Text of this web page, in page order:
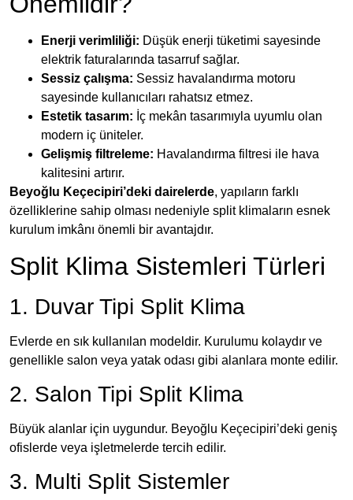
Enerji verimliliği: Düşük enerji tüketimi sayesinde
elektrik faturalarında tasarruf sağlar.
Sessiz çalışma: Sessiz havalandırma motoru
sayesinde kullanıcıları rahatsız etmez.
Estetik tasarım: İç mekân tasarımıyla uyumlu olan
modern iç üniteler.
Gelişmiş filtreleme: Havalandırma filtresi ile hava
kalitesini artırır.
Beyoğlu Keçecipiri’deki dairelerde, yapıların farklı
özelliklerine sahip olması nedeniyle split klimaların esnek
kurulum imkânı önemli bir avantajdır.
Split Klima Sistemleri Türleri
1. Duvar Tipi Split Klima
Evlerde en sık kullanılan modeldir. Kurulumu kolaydır ve
genellikle salon veya yatak odası gibi alanlara monte edilir.
2. Salon Tipi Split Klima
Büyük alanlar için uygundur. Beyoğlu Keçecipiri’deki geniş
ofislerde veya işletmelerde tercih edilir.
3. Multi Split Sistemler